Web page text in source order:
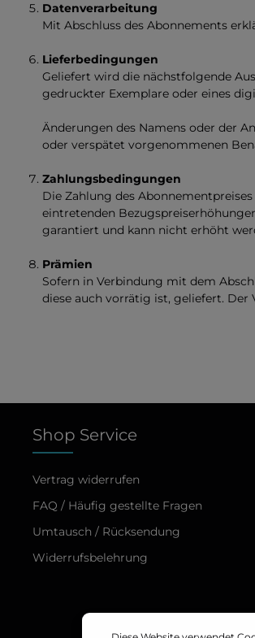
Datenverarbeitung
Mit Abschluss des Abonnements
Lieferbedingungen
Geliefert wird die nächstfolgende
gedruckter Exemplare oder eines
Änderungen des Namens oder der
oder verspätet vorgenommenen
Zahlungsbedingungen
Die Zahlung des
eintretenden
garantiert und kann nicht erhöht
Prämien
Sofern in Verbindung mit dem
diese auch vorrätig ist, geliefert. Der
Shop Service
Vertrag widerrufen
FAQ / Häufig gestellte Fragen
Umtausch / Rücksendung
Widerrufsbelehrung